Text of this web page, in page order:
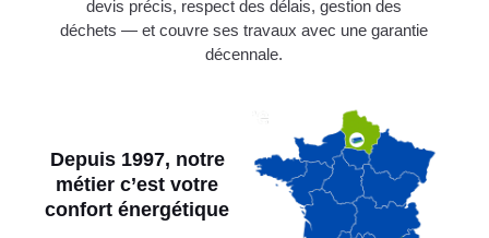
devis précis, respect des délais, gestion des
déchets — et couvre ses travaux avec une garantie
décennale.
Depuis 1997, notre
métier c’est votre
confort énergétique